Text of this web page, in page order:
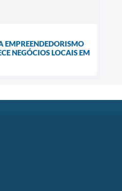
EMPREENDEDORISMO
NEGÓCIOS LOCAIS EM